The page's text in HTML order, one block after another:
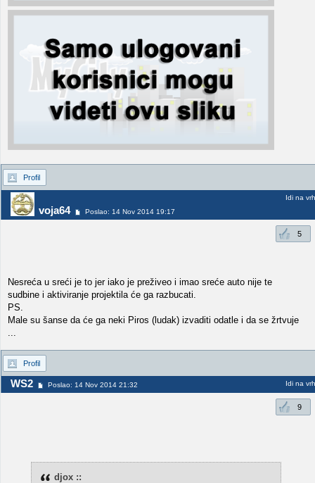
Profil
voja64 Poslao: 14 Nov 2014 19:17
Idi na vrh
5
Nesreća u sreći je to jer iako je preživeo i imao sreće auto nije te
sudbine i aktiviranje projektila će ga razbucati.
PS.
Male su šanse da će ga neki Piros (ludak) izvaditi odatle i da se žrtvuje
...
Profil
WS2 Poslao: 14 Nov 2014 21:32 Idi na vrh
9
djox ::